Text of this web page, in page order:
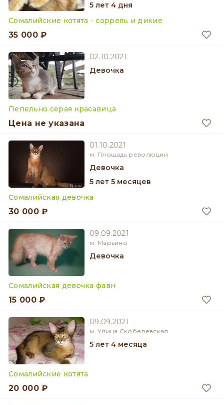
5 лет 4 дня
Сомалийские котята - соррель и дикие
35 000 ₽
02.10.2021
девочка
Пепельно серая красавица
Цена не указана
01.10.2021
м. Площадь революции
девочка
5 лет 5 месяцев
Сомалийская девочка
30 000 ₽
09.09.2021
м. Марьино
девочка
Сомалийская девочка фавн
15 000 ₽
09.09.2021
м. Улица Скобелевская
5 лет 4 месяца
Сомалийские котята
20 000 ₽